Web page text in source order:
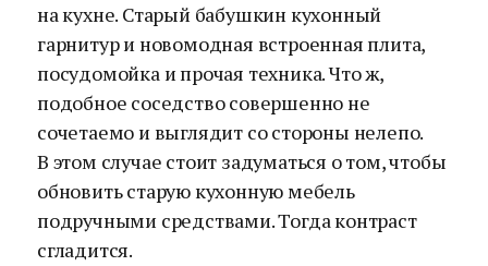
на кухне. Старый бабушкин кухонный
гарнитур и новомодная встроенная плита,
посудомойка и прочая техника. Что ж,
подобное соседство совершенно не
сочетаемо и выглядит со стороны нелепо.
В этом случае стоит задуматься о том, чтобы
обновить старую кухонную мебель
подручными средствами. Тогда контраст
сгладится.